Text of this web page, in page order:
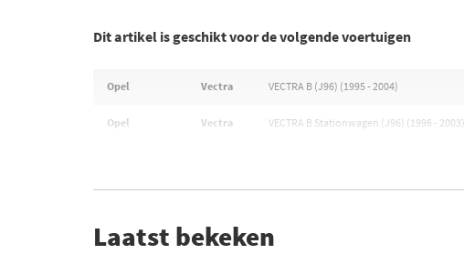
Dit artikel is geschikt voor de volgende voertuigen
Opel Vectra VECTRA B (J96) (1995 - 2004)
Opel Vectra VECTRA B Stationwagen (J96) (1996 - 2003)
Laatst bekeken